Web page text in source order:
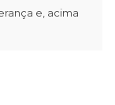
e, acima